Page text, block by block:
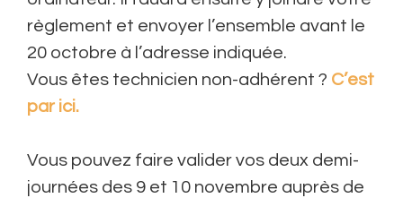
règlement et envoyer l’ensemble avant le
20 octobre à l’adresse indiquée.
Vous êtes technicien non-adhérent ? C’est
par ici.
Vous pouvez faire valider vos deux demi-
journées des 9 et 10 novembre auprès de